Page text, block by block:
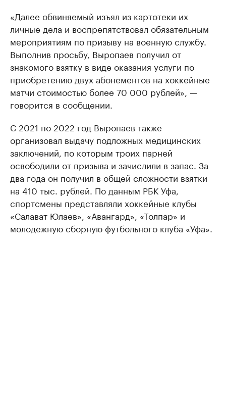
«Далее обвиняемый изъял из картотеки их
личные дела и воспрепятствовал обязательным
мероприятиям по призыву на военную службу.
Выполнив просьбу, Выропаев получил от
знакомого взятку в виде оказания услуги по
приобретению двух абонементов на хоккейные
матчи стоимостью более 70 000 рублей», —
говорится в сообщении.
С 2021 по 2022 год Выропаев также
организовал выдачу подложных медицинских
заключений, по которым троих парней
освободили от призыва и зачислили в запас. За
два года он получил в общей сложности взятки
на 410 тыс. рублей. По данным РБК Уфа,
спортсмены представляли хоккейные клубы
«Салават Юлаев», «Авангард», «Толпар» и
молодежную сборную футбольного клуба «Уфа».